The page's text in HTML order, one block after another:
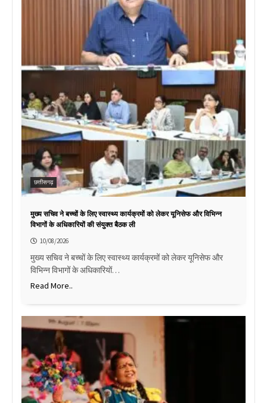
छत्तीसगढ़
मुख्य सचिव ने बच्चों के लिए स्वास्थ्य कार्यक्रमों को लेकर यूनिसेफ और विभिन्न
विभागों के अधिकारियों की संयुक्त बैठक ली
10/08/2026
मुख्य सचिव ने बच्चों के लिए स्वास्थ्य कार्यक्रमों को लेकर यूनिसेफ और
विभिन्न विभागों के अधिकारियों…
Read More..